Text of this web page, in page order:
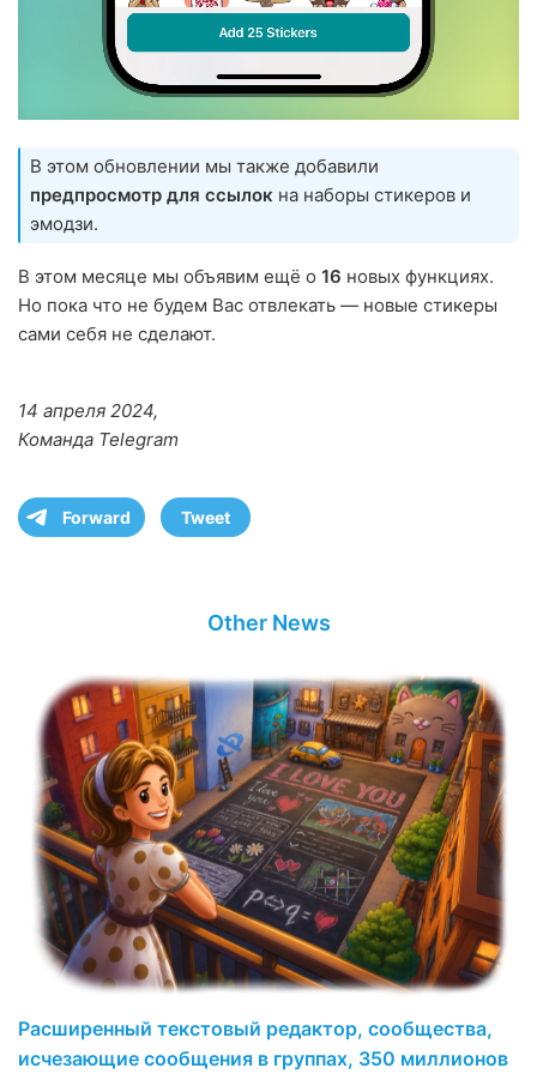
В этом обновлении мы также добавили
предпросмотр для ссылок на наборы стикеров и
эмодзи.
В этом месяце мы объявим ещё о 16 новых функциях.
Но пока что не будем Вас отвлекать — новые стикеры
сами себя не сделают.
14 апреля 2024,
Команда Telegram
Forward Tweet
Other News
Расширенный текстовый редактор, сообщества,
исчезающие сообщения в группах, 350 миллионов